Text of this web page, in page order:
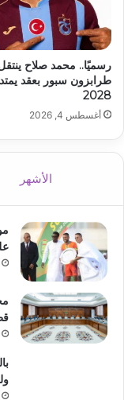
رسميًا.. محمد صلاح
طرابزون سبور بعقد
2028
أغسطس 4, 2026
الأشهر